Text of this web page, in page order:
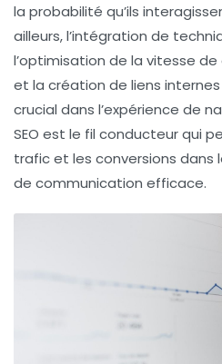
la probabilité qu’ils
ailleurs, l’intégration de
l’optimisation de la vitesse
et la création de liens
crucial dans l’expérience de
SEO est le fil conducteur qui
traficet les conversions dans
de communication efficace.